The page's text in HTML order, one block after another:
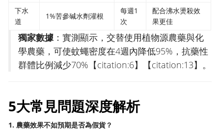
下水
道
1%苦參碱水劑灌根
每週1
次
配合沸水燙殺效
果更佳
獨家數據 ：實測顯示，交替使用植物源農藥與化
學農藥，可使蚊蠅密度在4週內降低95%，抗藥性
群體比例減少70%【citation:6】【citation:13】。
5大常見問題深度解析
1. 農藥效果不如預期是否為假貨？